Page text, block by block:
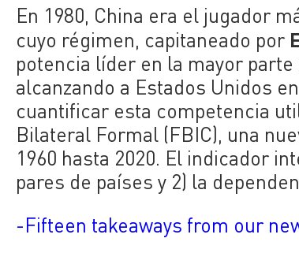
En 1980, China era el jugador
cuyo régimen, capitaneado por
potencia líder en la mayor
alcanzando a Estados Unidos
cuantificar esta competencia
Bilateral Formal (FBIC), una
1960 hasta 2020. El indicador
pares de países y 2) la
-Fifteen takeaways from our